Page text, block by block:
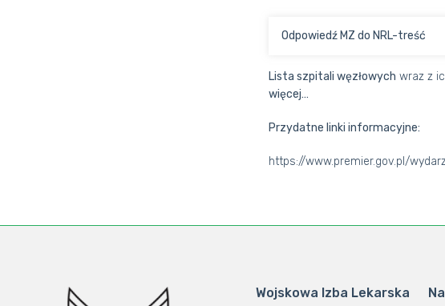
Odpowiedź MZ do NRL-treść
Lista szpitali węzłowych wraz z
więcej…
Przydatne linki informacyjne:
https://www.premier.gov.pl/
Wojskowa Izba Lekarska